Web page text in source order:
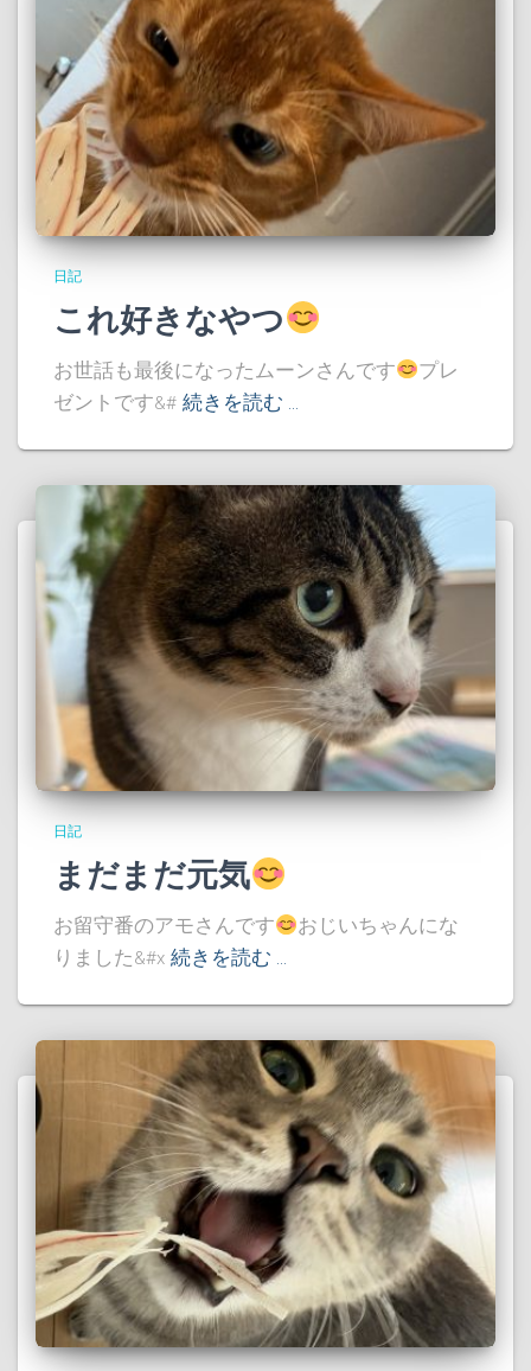
日記
これ好きなやつ
お世話も最後になったムーンさんです
プレ
ゼントです&# 続きを読む …
日記
まだまだ元気
お留守番のアモさんです
おじいちゃんにな
りました&#x 続きを読む …